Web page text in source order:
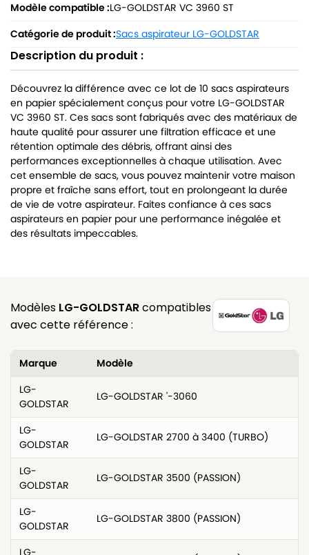
Modèle compatible :LG-GOLDSTAR VC 3960 ST
Catégorie de produit :Sacs aspirateur LG-GOLDSTAR
Description du produit :
Découvrez la différence avec ce lot de 10 sacs aspirateurs
en papier spécialement conçus pour votre LG-GOLDSTAR
VC 3960 ST. Ces sacs sont fabriqués avec des matériaux de
haute qualité pour assurer une filtration efficace et une
rétention optimale des débris, offrant ainsi des
performances exceptionnelles à chaque utilisation. Avec
cet ensemble de sacs, vous pouvez maintenir votre maison
propre et fraîche sans effort, tout en prolongeant la durée
de vie de votre aspirateur. Faites confiance à ces sacs
aspirateurs en papier pour une performance inégalée et
des résultats impeccables.
Modèles LG-GOLDSTARcompatibles
avec cette référence :
Marque
Modèle
LG-
GOLDSTAR
LG-GOLDSTAR '-3060
LG-
GOLDSTAR
LG-GOLDSTAR 2700 à 3400 (TURBO)
LG-
GOLDSTAR
LG-GOLDSTAR 3500 (PASSION)
LG-
GOLDSTAR
LG-GOLDSTAR 3800 (PASSION)
LG-